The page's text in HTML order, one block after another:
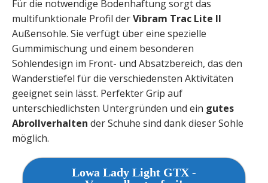
Für die notwendige Bodenhaftung sorgt das
multifunktionale Profil derVibram Trac Lite II
Außensohle. Sie verfügt über eine spezielle
Gummimischung und einem besonderen
Sohlendesign im Front- und Absatzbereich, das den
Wanderstiefel für die verschiedensten Aktivitäten
geeignet sein lässt. Perfekter Grip auf
unterschiedlichsten Untergründen und ein gutes
Abrollverhalten der Schuhe sind dank dieser Sohle
möglich.
Lowa Lady Light GTX -